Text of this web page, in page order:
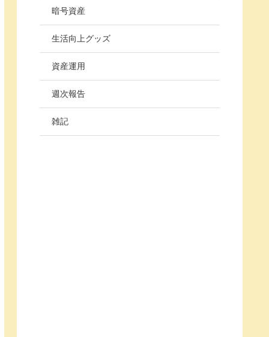
暗号資産
生活向上グッズ
資産運用
週次報告
雑記